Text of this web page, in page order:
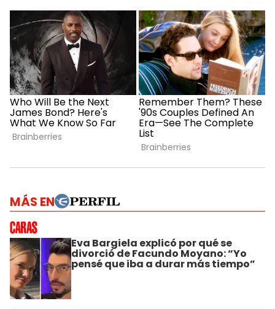
MÁS EN
Eva Bargiela explicó por qué se
divorció de Facundo Moyano: “Yo
pensé que iba a durar más tiempo”